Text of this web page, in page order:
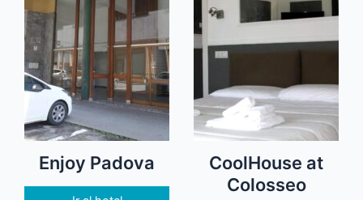
Enjoy Padova
CoolHouse at
Colosseo